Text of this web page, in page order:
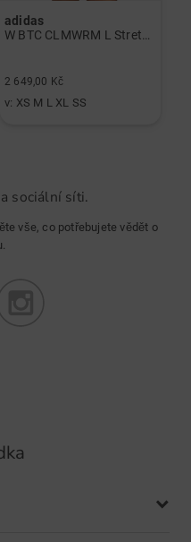
adidas
2 649,00 Kč
v: XS M L XL SS
sociální síti.
vše, co potřebujete vědět o